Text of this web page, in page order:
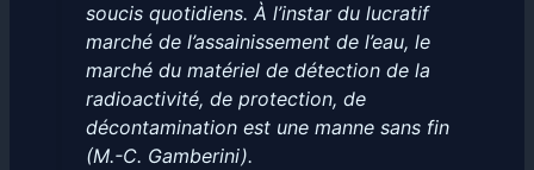
soucis quotidiens. À l’instar du lucratif
marché de l’assainissement de l’eau, le
marché du matériel de détection de la
radioactivité, de protection, de
décontamination est une manne sans fin
(M.-C. Gamberini).